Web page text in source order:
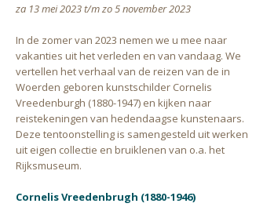
za 13 mei 2023 t/m zo 5 november 2023
In de zomer van 2023 nemen we u mee naar
vakanties uit het verleden en van vandaag. We
vertellen het verhaal van de reizen van de in
Woerden geboren kunstschilder Cornelis
Vreedenburgh (1880-1947) en kijken naar
reistekeningen van hedendaagse kunstenaars.
Deze tentoonstelling is samengesteld uit werken
uit eigen collectie en bruiklenen van o.a. het
Rijksmuseum.
Cornelis Vreedenbrugh (1880-1946)